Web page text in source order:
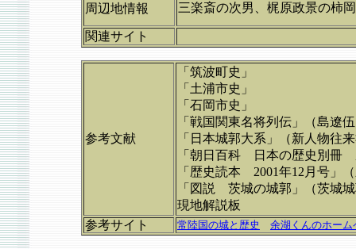
周辺地情報 三楽斎の次男、梶原政景の柿
関連サイト
参考文献
「筑波町史」
「土浦市史」
「石岡市史」
「戦国関東名将列伝」（島遼
「日本城郭大系」（新人物往
「朝日百科 日本の歴史別冊
「歴史読本 2001年12月号」
「図説 茨城の城郭」（茨城
現地解説板
参考サイト
常陸国の城と歴史 余湖くんのホーム